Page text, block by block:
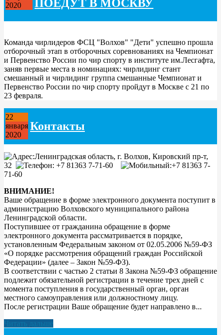
2020
ПОЕДУТ В МОСКВУ
Команда чирлидеров ФСЦ "Волхов" "Дети" успешно прошла
отборочный этап в отборочных соревнованиях на Чемпионат
и Первенство России по чир спорту в институте им.Лесгафта,
заняв первые места в номинациях: чирлидинг стант
смешанный и чирлидинг группа смешанные Чемпионат и
Первенство России по чир спорту пройдут в Москве с 21 по
23 февраля.
22
января
2020
Контакты
Ленинградская область, г. Волхов, Кировский пр-т,
32
+7 81363 7-71-60
+7 81363 7-
71-60
ВНИМАНИЕ!
Ваше обращение в форме электронного документа поступит в
администрацию Волховского муниципального района
Ленинградской области.
Поступившее от гражданина обращение в форме
электронного документа рассматривается в порядке,
установленным Федеральным законом от 02.05.2006 №59-ФЗ
«О порядке рассмотрения обращений граждан Российской
Федерации» (далее – Закон №59-ФЗ).
В соответствии с частью 2 статьи 8 Закона №59-ФЗ обращение
подлежит обязательной регистрации в течение трех дней с
момента поступления в государственный орган, орган
местного самоуправления или должностному лицу.
После регистрации Ваше обращение будет направлено в...
Читать дальше